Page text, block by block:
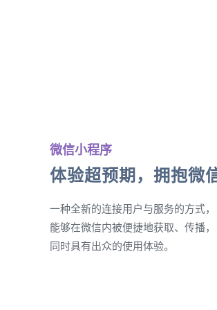
微信小程序
体验超预期，拥抱微
一种全新的连接用户与服务的方式，
能够在微信内被便捷地获取、传播，
同时具有出众的使用体验。